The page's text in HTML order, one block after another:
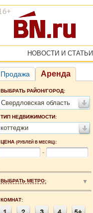
НОВОСТИ И СТАТЬИ
Продажа Аренда
ВЫБРАТЬ РАЙОН/ГОРОД:
Свердловская область
ТИП НЕДВИЖИМОСТИ:
коттеджи
ЦЕНА (РУБЛЕЙ В МЕСЯЦ):
-
ВЫБРАТЬ МЕТРО:
КОМНАТ: